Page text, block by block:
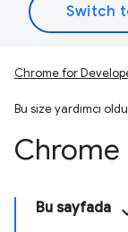
Chrome for
Bu size yardımcı
Chrome
Bu sayfada